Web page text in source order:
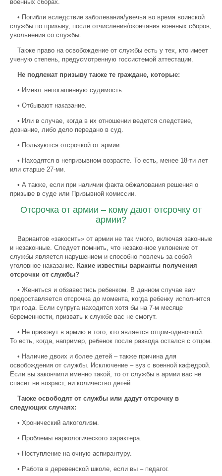
военных сборах.
• Погибли вследствие заболевания/увечья во время воинской
службы по призыву, после отчисления/окончания военных сборов,
увольнения со службы.
Также право на освобождение от службы есть у тех, кто имеет
ученую степень, предусмотренную госсистемой аттестации.
Не подлежат призыву также те граждане, которые:
• Имеют непогашенную судимость.
• Отбывают наказание.
• Или в случае, когда в их отношении ведется следствие,
дознание, либо дело передано в суд.
• Пользуются отсрочкой от армии.
• Находятся в непризывном возрасте. То есть, менее 18-ти лет
или старше 27-ми.
• А также, если при наличии факта обжалования решения о
призыве в суде или Призывной комиссии.
Отсрочка от армии – кому дают отсрочку от
армии?
Вариантов «закосить» от армии не так много, включая законные
и незаконные. Следует помнить, что незаконное уклонение от
службы является нарушением и способно повлечь за собой
уголовное наказание. Какие известны варианты получения
отсрочки от службы?
• Жениться и обзавестись ребенком. В данном случае вам
предоставляется отсрочка до момента, когда ребенку исполнится
три года. Если супруга находится хотя бы на 7-м месяце
беременности, призвать к службе вас не смогут.
• Не призовут в армию и того, кто является отцом-одиночкой.
То есть, когда, например, ребенок после развода остался с отцом.
• Наличие двоих и более детей – также причина для
освобождения от службы. Исключение – вуз с военной кафедрой.
Если вы закончили именно такой, то от службы в армии вас не
спасет ни возраст, ни количество детей.
Также освободят от службы или дадут отсрочку в
следующих случаях:
• Хронический алкоголизм.
• Проблемы наркологического характера.
• Поступление на очную аспирантуру.
• Работа в деревенской школе, если вы – педагог.